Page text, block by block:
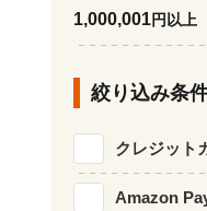
1,000,001円以上
絞り込み条
クレジット
Amazon